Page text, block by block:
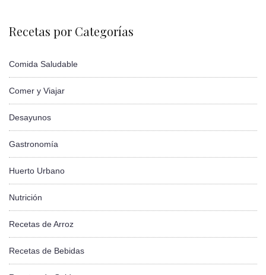
Recetas por Categorías
Comida Saludable
Comer y Viajar
Desayunos
Gastronomía
Huerto Urbano
Nutrición
Recetas de Arroz
Recetas de Bebidas